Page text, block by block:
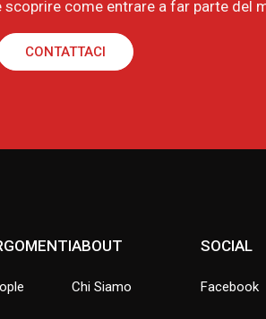
come entrare a far parte del
CONTATTACI
ABOUT
Chi Siamo
SOCIAL
Facebook